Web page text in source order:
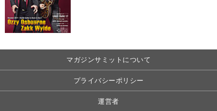
マガジンサミットについて
プライバシーポリシー
運営者